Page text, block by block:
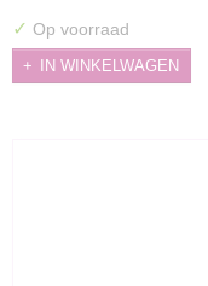
✓ Op voorraad
IN WINKELWAGEN